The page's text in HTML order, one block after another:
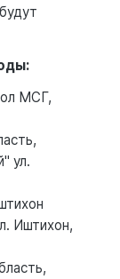
МСГ,
ул.
Иштихон,